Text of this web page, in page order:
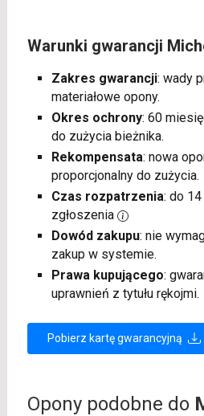
Warunki gwarancji
Zakres gwarancji: wady
materiałowe opony.
Okres ochrony: 60
do zużycia bieżnika.
Rekompensata: nowa
proporcjonalny do zużycia.
Czas rozpatrzenia: do
zgłoszenia
Dowód zakupu: nie
zakup w systemie.
Prawa kupującego:
uprawnień z tytułu rękojmi.
Pobierz kartę gwarancyjną
Opony podobne do